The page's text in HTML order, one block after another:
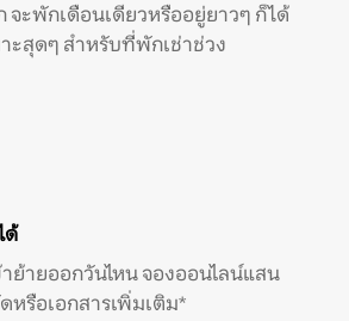
จะพักเดือนเดียวหรืออยู่ยาวๆ ก็ได้
ะสุดๆ สำหรับที่พักเช่าช่วง
ด้
าย้ายออกวันไหน จองออนไลน์แสน
หรือเอกสารเพิ่มเติม*